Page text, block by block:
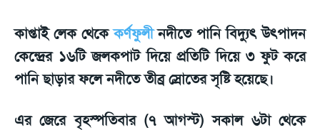
কাপ্তাই লেক থেকেকর্ণফুলীনদীতে পানি বিদ্যুৎ উৎপাদন
কেন্দ্রের ১৬টি জলকপাট দিয়ে প্রতিটি দিয়ে ৩ ফুট করে
পানি ছাড়ার ফলে নদীতে তীব্র স্রোতের সৃষ্টি হয়েছে।
এর জেরে বৃহস্পতিবার (৭ আগস্ট) সকাল ৬টা থেকে